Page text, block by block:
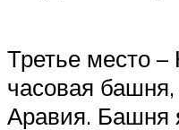
Третье место –
часовая
Аравия. Башня